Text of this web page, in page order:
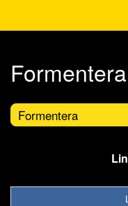
Formentera
Formentera